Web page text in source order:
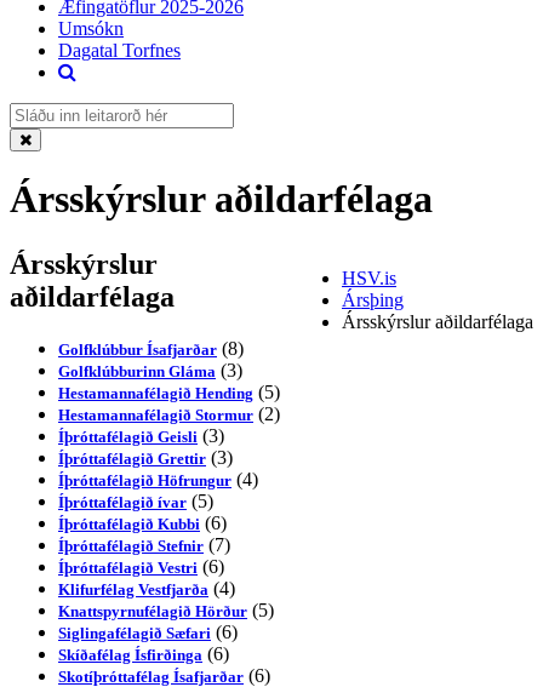
Æfingatöflur 2025-2026
Umsókn
Dagatal Torfnes
Ársskýrslur aðildarfélaga
HSV.is
Ársþing
Ársskýrslur aðildarfélaga
Ársskýrslur
aðildarfélaga
Golfklúbbur Ísafjarðar (8)
Golfklúbburinn Gláma (3)
Hestamannafélagið Hending (5)
Hestamannafélagið Stormur (2)
Íþróttafélagið Geisli (3)
Íþróttafélagið Grettir (3)
Íþróttafélagið Höfrungur (4)
Íþróttafélagið ívar (5)
Íþróttafélagið Kubbi (6)
Íþróttafélagið Stefnir (7)
Íþróttafélagið Vestri (6)
Klifurfélag Vestfjarða (4)
Knattspyrnufélagið Hörður (5)
Siglingafélagið Sæfari (6)
Skíðafélag Ísfirðinga (6)
Skotíþróttafélag Ísafjarðar (6)